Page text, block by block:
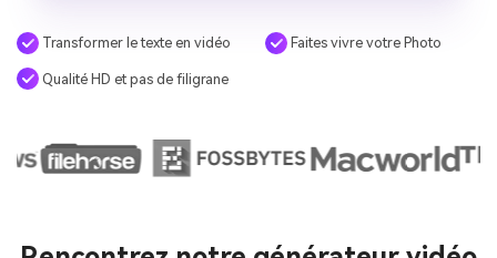
Transformer le texte en vidéo Faites vivre votre Photo
Qualité HD et pas de filigrane